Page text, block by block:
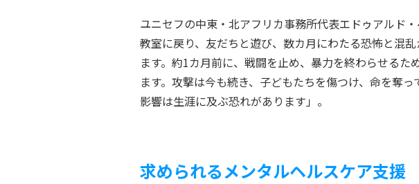
ユニセフの中東・北アフリカ事務所代表エドゥアルド
教室に戻り、友だちと遊び、数カ月にわたる恐怖と混
ます。約1カ月前に、戦闘を止め、暴力を終わらせる
ます。攻撃は今も続き、子どもたちを傷つけ、命を奪
影響は生涯に及ぶ恐れがあります」。
求められるメンタルヘルスケア支援